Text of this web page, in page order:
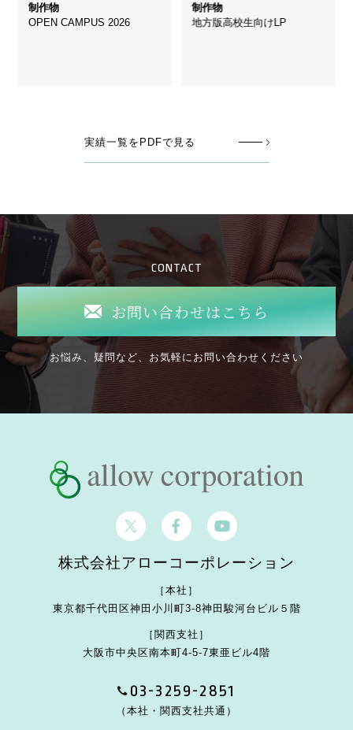
制作物
OPEN CAMPUS 2026
制作物
地方版高校生向けLP
実績一覧をPDFで見る
CONTACT
お問い合わせはこちら
お悩み、疑問など、お気軽にお問い合わせください
株式会社アローコーポレーション
［本社］
東京都千代田区神田小川町3-8神田駿河台ビル５階
［関西支社］
大阪市中央区南本町4-5-7東亜ビル4階
03-3259-2851
（本社・関西支社共通）